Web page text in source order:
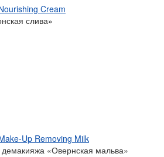
Cream
слива»
Up Removing Milk
«Овернская мальва»